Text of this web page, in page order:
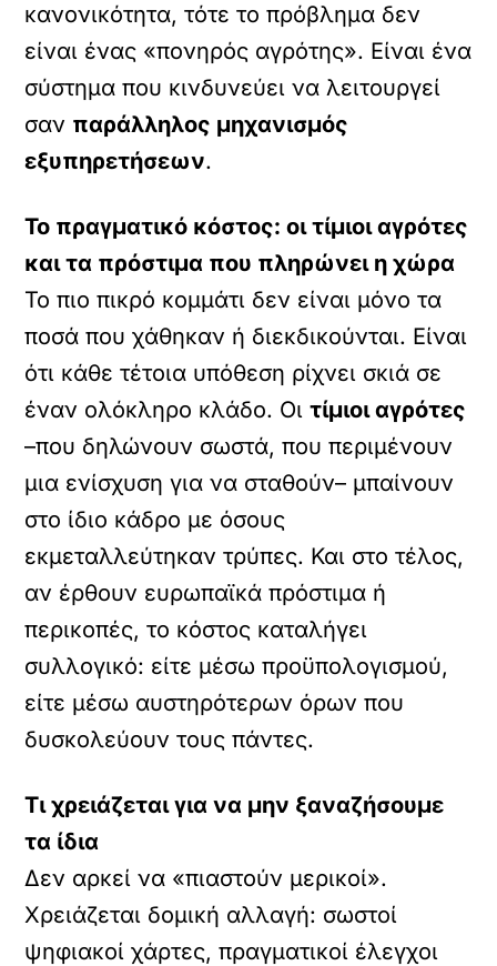
κανονικότητα, τότε το πρόβλημα δεν
είναι ένας «πονηρός αγρότης». Είναι ένα
σύστημα που κινδυνεύει να λειτουργεί
σαν παράλληλος μηχανισμός
εξυπηρετήσεων.
Το πραγματικό κόστος: οι τίμιοι αγρότες
και τα πρόστιμα που πληρώνει η χώρα
Το πιο πικρό κομμάτι δεν είναι μόνο τα
ποσά που χάθηκαν ή διεκδικούνται. Είναι
ότι κάθε τέτοια υπόθεση ρίχνει σκιά σε
έναν ολόκληρο κλάδο. Οιτίμιοι αγρότες
–που δηλώνουν σωστά, που περιμένουν
μια ενίσχυση για να σταθούν– μπαίνουν
στο ίδιο κάδρο με όσους
εκμεταλλεύτηκαν τρύπες. Και στο τέλος,
αν έρθουν ευρωπαϊκά πρόστιμα ή
περικοπές, το κόστος καταλήγει
συλλογικό: είτε μέσω προϋπολογισμού,
είτε μέσω αυστηρότερων όρων που
δυσκολεύουν τους πάντες.
Τι χρειάζεται για να μην ξαναζήσουμε
τα ίδια
Δεν αρκεί να «πιαστούν μερικοί».
Χρειάζεται δομική αλλαγή: σωστοί
ψηφιακοί χάρτες, πραγματικοί έλεγχοι